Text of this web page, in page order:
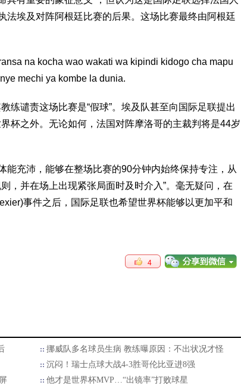
法埃及对阵阿根廷比赛的后果。这场比赛最终由阿根廷
练谴责这场比赛是“假球”。埃及队甚至向国际足联提出
杯之外。无论如何，法国对阵摩洛哥的主裁判将是44岁
能充沛，能够在整场比赛的90分钟内始终保持专注，从
，并在场上出现紧张局面时及时介入”。毫无疑问，在
事件之后，国际足联也希望世界杯能够以更加平和
4
挪威队多名球员生病 教练曝原因：不出状况才怪
沉闷！瑞士点球大战4-3胜哥伦比亚进8强
他才是世界杯MVP…“出镜率”打败球星